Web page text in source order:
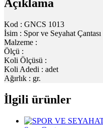
Açıklama
Kod : GNCS 1013
İsim : Spor ve Seyahat Çantası
Malzeme :
Ölçü :
Koli Ölçüsü :
Koli Adedi : adet
Ağırlık : gr.
İlgili ürünler